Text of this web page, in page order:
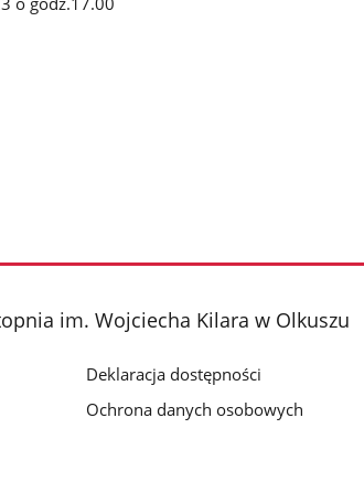
im. Wojciecha Kilara w Olkuszu
Deklaracja dostępności
Ochrona danych osobowych